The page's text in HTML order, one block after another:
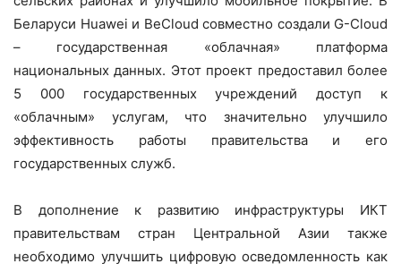
Беларуси Huawei и BeCloud совместно создали G-Cloud
– государственная «облачная» платформа
национальных данных. Этот проект предоставил более
5 000 государственных учреждений доступ к
«облачным» услугам, что значительно улучшило
эффективность работы правительства и его
государственных служб.
В дополнение к развитию инфраструктуры ИКТ
правительствам стран Центральной Азии также
необходимо улучшить цифровую осведомленность как